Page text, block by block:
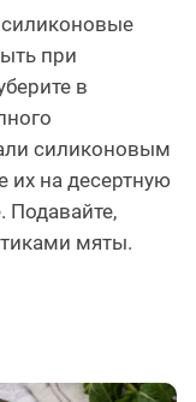
при
в
силиконовым
их на десертную
Подавайте,
мяты.